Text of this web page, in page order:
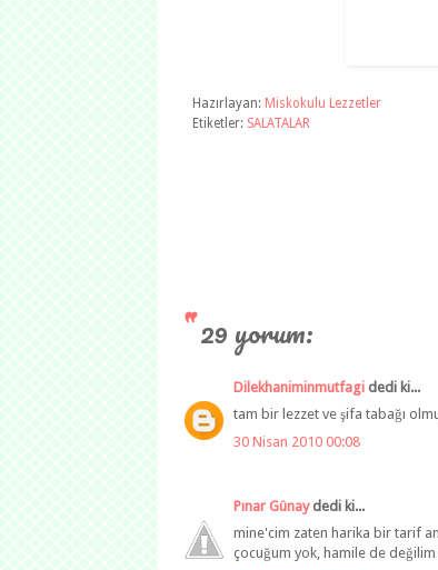
Hazırlayan: Miskokulu Lezzetler
Etiketler: SALATALAR
29 yorum:
Dilekhaniminmutfagi dedi ki...
tam bir lezzet ve şifa tabağı
30 Nisan 2010 00:08
Pınar Günaydedi ki...
mine'cim zaten harika bir tarif
çocuğum yok, hamile de